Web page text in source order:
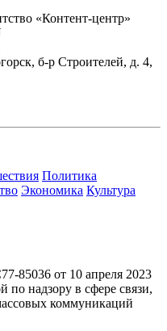
«Контент-центр»
б-р Строителей, д. 4,
Политика
Экономика Культура
85036 от 10 апреля 2023
по надзору в сфере связи,
коммуникаций